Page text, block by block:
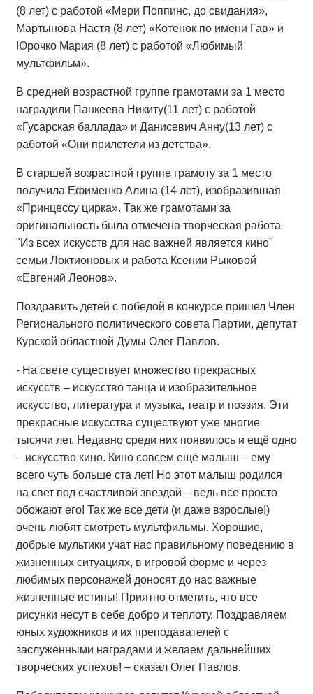
(8 лет) с работой «Мери Поппинс, до свидания»,
Мартынова Настя (8 лет) «Котенок по имени Гав» и
Юрочко Мария (8 лет) с работой «Любимый
мультфильм».
В средней возрастной группе грамотами за 1 место
наградили Панкеева Никиту(11 лет) с работой
«Гусарская баллада» и Данисевич Анну(13 лет) с
работой «Они прилетели из детства».
В старшей возрастной группе грамоту за 1 место
получила Ефименко Алина (14 лет), изобразившая
«Принцессу цирка». Так же грамотами за
оригинальность была отмечена творческая работа
"Из всех искусств для нас важней является кино"
семьи Локтионовых и работа Ксении Рыковой
«Евгений Леонов».
Поздравить детей с победой в конкурсе пришел Член
Регионального политического совета Партии, депутат
Курской областной Думы Олег Павлов.
- На свете существует множество прекрасных
искусств – искусство танца и изобразительное
искусство, литература и музыка, театр и поэзия. Эти
прекрасные искусства существуют уже многие
тысячи лет. Недавно среди них появилось и ещё одно
– искусство кино. Кино совсем ещё малыш – ему
всего чуть больше ста лет! Но этот малыш родился
на свет под счастливой звездой – ведь все просто
обожают его! Так же все дети (и даже взрослые!)
очень любят смотреть мультфильмы. Хорошие,
добрые мультики учат нас правильному поведению в
жизненных ситуациях, в игровой форме и через
любимых персонажей доносят до нас важные
жизненные истины! Приятно отметить, что все
рисунки несут в себе добро и теплоту. Поздравляем
юных художников и их преподавателей с
заслуженными наградами и желаем дальнейших
творческих успехов! – сказал Олег Павлов.